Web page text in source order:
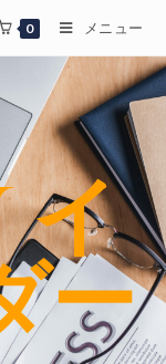
0 メニュー
イ
ー